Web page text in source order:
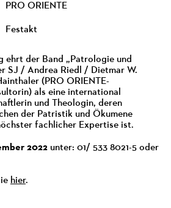
PRO ORIENTE
Festakt
ehrt der Band „Patrologie und
SJ / Andrea Riedl / Dietmar W.
(PRO ORIENTE-
als eine international
und Theologin, deren
der Patristik und Ökumene
fachlicher Expertise ist.
2022unter: 01/ 533 8021-5 oder
hier.